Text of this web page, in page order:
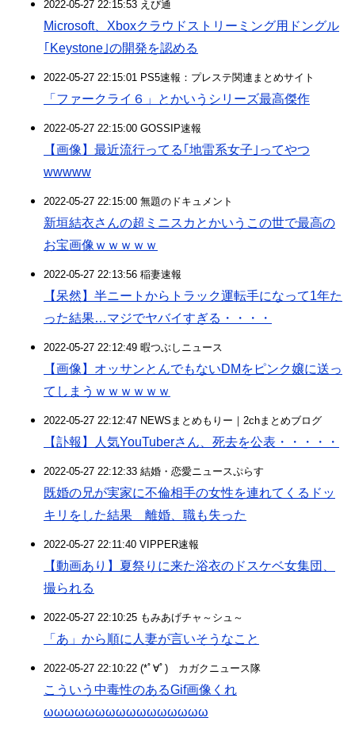
2022-05-27 22:15:53 えび通
Microsoft、Xboxクラウドストリーミング用ドングル
｢Keystone｣の開発を認める
2022-05-27 22:15:01 PS5速報：プレステ関連まとめサイト
「ファークライ６」とかいうシリーズ最高傑作
2022-05-27 22:15:00 GOSSIP速報
【画像】最近流行ってる｢地雷系女子｣ってやつ
wwwww
2022-05-27 22:15:00 無題のドキュメント
新垣結衣さんの超ミニスカとかいうこの世で最高の
お宝画像ｗｗｗｗｗ
2022-05-27 22:13:56 稲妻速報
【呆然】半ニートからトラック運転手になって1年た
った結果…マジでヤバイすぎる・・・・
2022-05-27 22:12:49 暇つぶしニュース
【画像】オッサンとんでもないDMをピンク嬢に送っ
てしまうｗｗｗｗｗｗ
2022-05-27 22:12:47 NEWSまとめもりー｜2chまとめブログ
【訃報】人気YouTuberさん、死去を公表・・・・・
2022-05-27 22:12:33 結婚・恋愛ニュースぷらす
既婚の兄が実家に不倫相手の女性を連れてくるドッ
キリをした結果 離婚、職も失った
2022-05-27 22:11:40 VIPPER速報
【動画あり】夏祭りに来た浴衣のドスケベ女集団、
撮られる
2022-05-27 22:10:25 もみあげチャ～シュ～
「あ」から順に人妻が言いそうなこと
2022-05-27 22:10:22 (*ﾟ∀ﾟ)ゞカガクニュース隊
こういう中毒性のあるGif画像くれ
ωωωωωωωωωωωωωωωω